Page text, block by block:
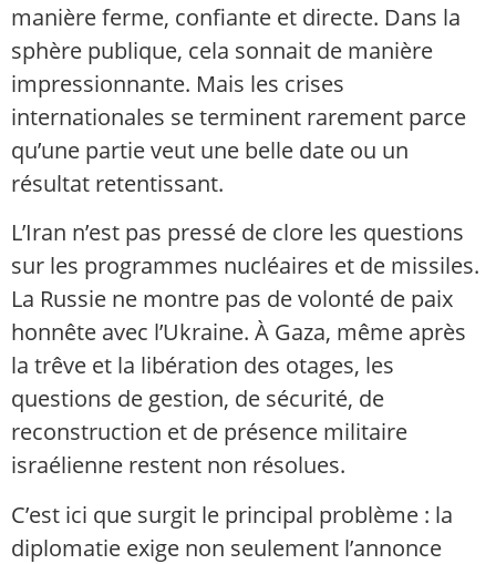
manière ferme, confiante et directe. Dans la
sphère publique, cela sonnait de manière
impressionnante. Mais les crises
internationales se terminent rarement parce
qu’une partie veut une belle date ou un
résultat retentissant.
L’Iran n’est pas pressé de clore les questions
sur les programmes nucléaires et de missiles.
La Russie ne montre pas de volonté de paix
honnête avec l’Ukraine. À Gaza, même après
la trêve et la libération des otages, les
questions de gestion, de sécurité, de
reconstruction et de présence militaire
israélienne restent non résolues.
C’est ici que surgit le principal problème : la
diplomatie exige non seulement l’annonce